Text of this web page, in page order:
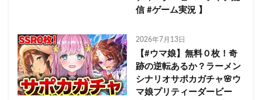
信 #ゲーム実況 】
2026年7月13日
【#ウマ娘】無料０枚！奇
跡の逆転あるか？ラーメン
シナリオサポカガチャ🌸ウ
マ娘プリティーダービー